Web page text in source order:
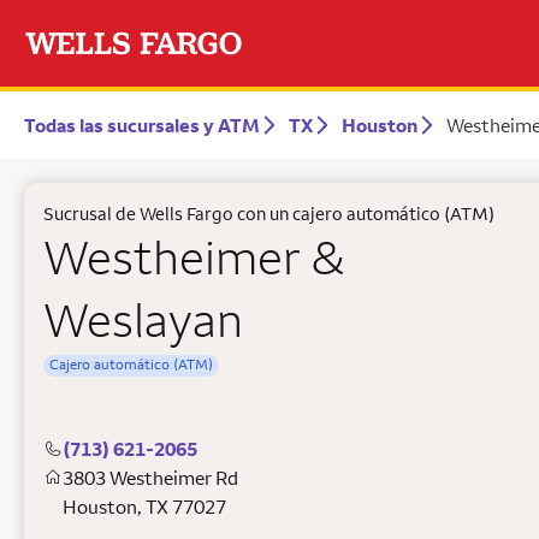
Todas las sucursales y ATM TX Houston
Sucrusal de Wells Fargo con un cajero automático (ATM)
Westheimer &
Weslayan
Cajero automático (ATM)
(713) 621-2065
3803 Westheimer Rd
Houston, TX 77027